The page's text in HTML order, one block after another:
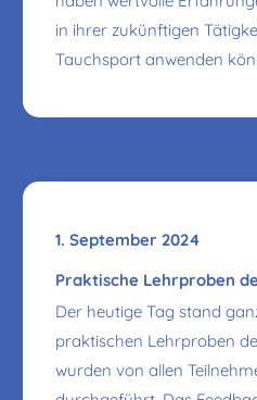
in ihrer zukünftigen
Tauchsport anwenden
1. September 2024
Praktische Lehrproben
Der heutige Tag stand
praktischen Lehrproben
wurden von allen